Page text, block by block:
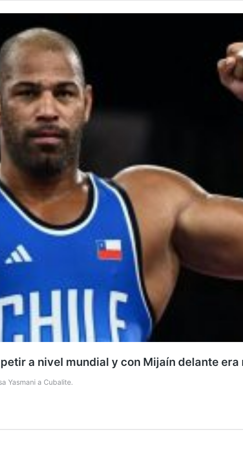
a nivel mundial y con Mijaín delante
Yasmani a Cubalite.